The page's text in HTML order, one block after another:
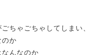
ちゃごちゃしてしまい、
のか
んなのか